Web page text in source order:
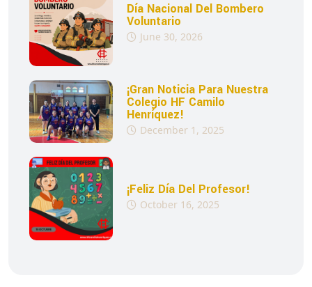
Día Nacional Del Bombero
Voluntario
June 30, 2026
¡Gran Noticia Para Nuestra
Colegio HF Camilo
Henríquez!
December 1, 2025
¡Feliz Día Del Profesor!
October 16, 2025